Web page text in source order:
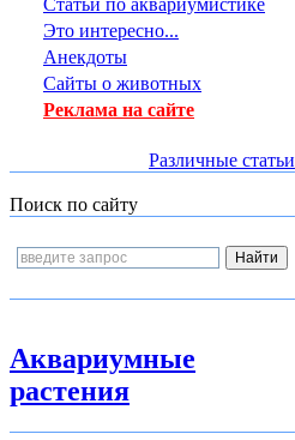
Статьи по аквариумистике
Это интересно...
Анекдоты
Сайты о животных
Реклама на сайте
Различные статьи
Поиск по сайту
Аквариумные
растения